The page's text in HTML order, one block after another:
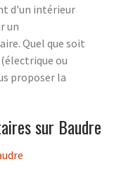
d'un intérieur
un
Quel que soit
ou
proposer la
sur Baudre